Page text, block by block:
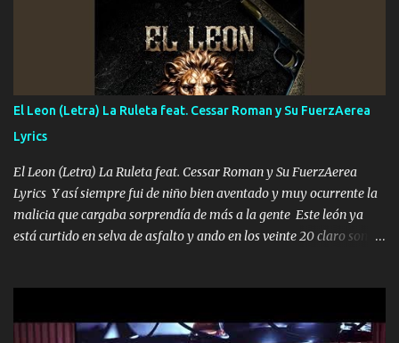
que estar alegres doy las instrucciones para atender los deberes
Música Si es que salta algún problema de confianza tengo gente
ahí está el Hombre Cuarenta y también Pariente 7 arreglan
cualquier problema no más es cuestión que ordené NOS HACE
FALTA UN HERMANO DE CLAVE ERA EL 24 SIEMPRE FUE UN
HOMBRE VALIENTE POR ALGO M'URIÓ PELEAND0 SIEMPRE
VIO POR LA FAMILIA PARA QUE SIGA EL LEGADO Es el DOS de
los HERMANOS un cerebro inteligente y com...
El Leon (Letra) La Ruleta feat. Cessar Roman y Su FuerzAerea
Lyrics
El Leon (Letra) La Ruleta feat. Cessar Roman y Su FuerzAerea
Lyrics Y así siempre fui de niño bien aventado y muy ocurrente la
malicia que cargaba sorprendía de más a la gente Este león ya
está curtido en selva de asfalto y ando en los veinte 20 claro son
pa más pues hay charola les voy a dar hasta topar pues no hay de